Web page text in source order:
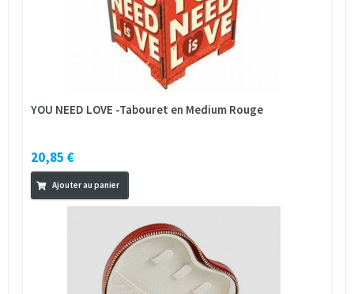
YOU NEED LOVE -Tabouret en Medium Rouge
20,85 €
Ajouter au panier